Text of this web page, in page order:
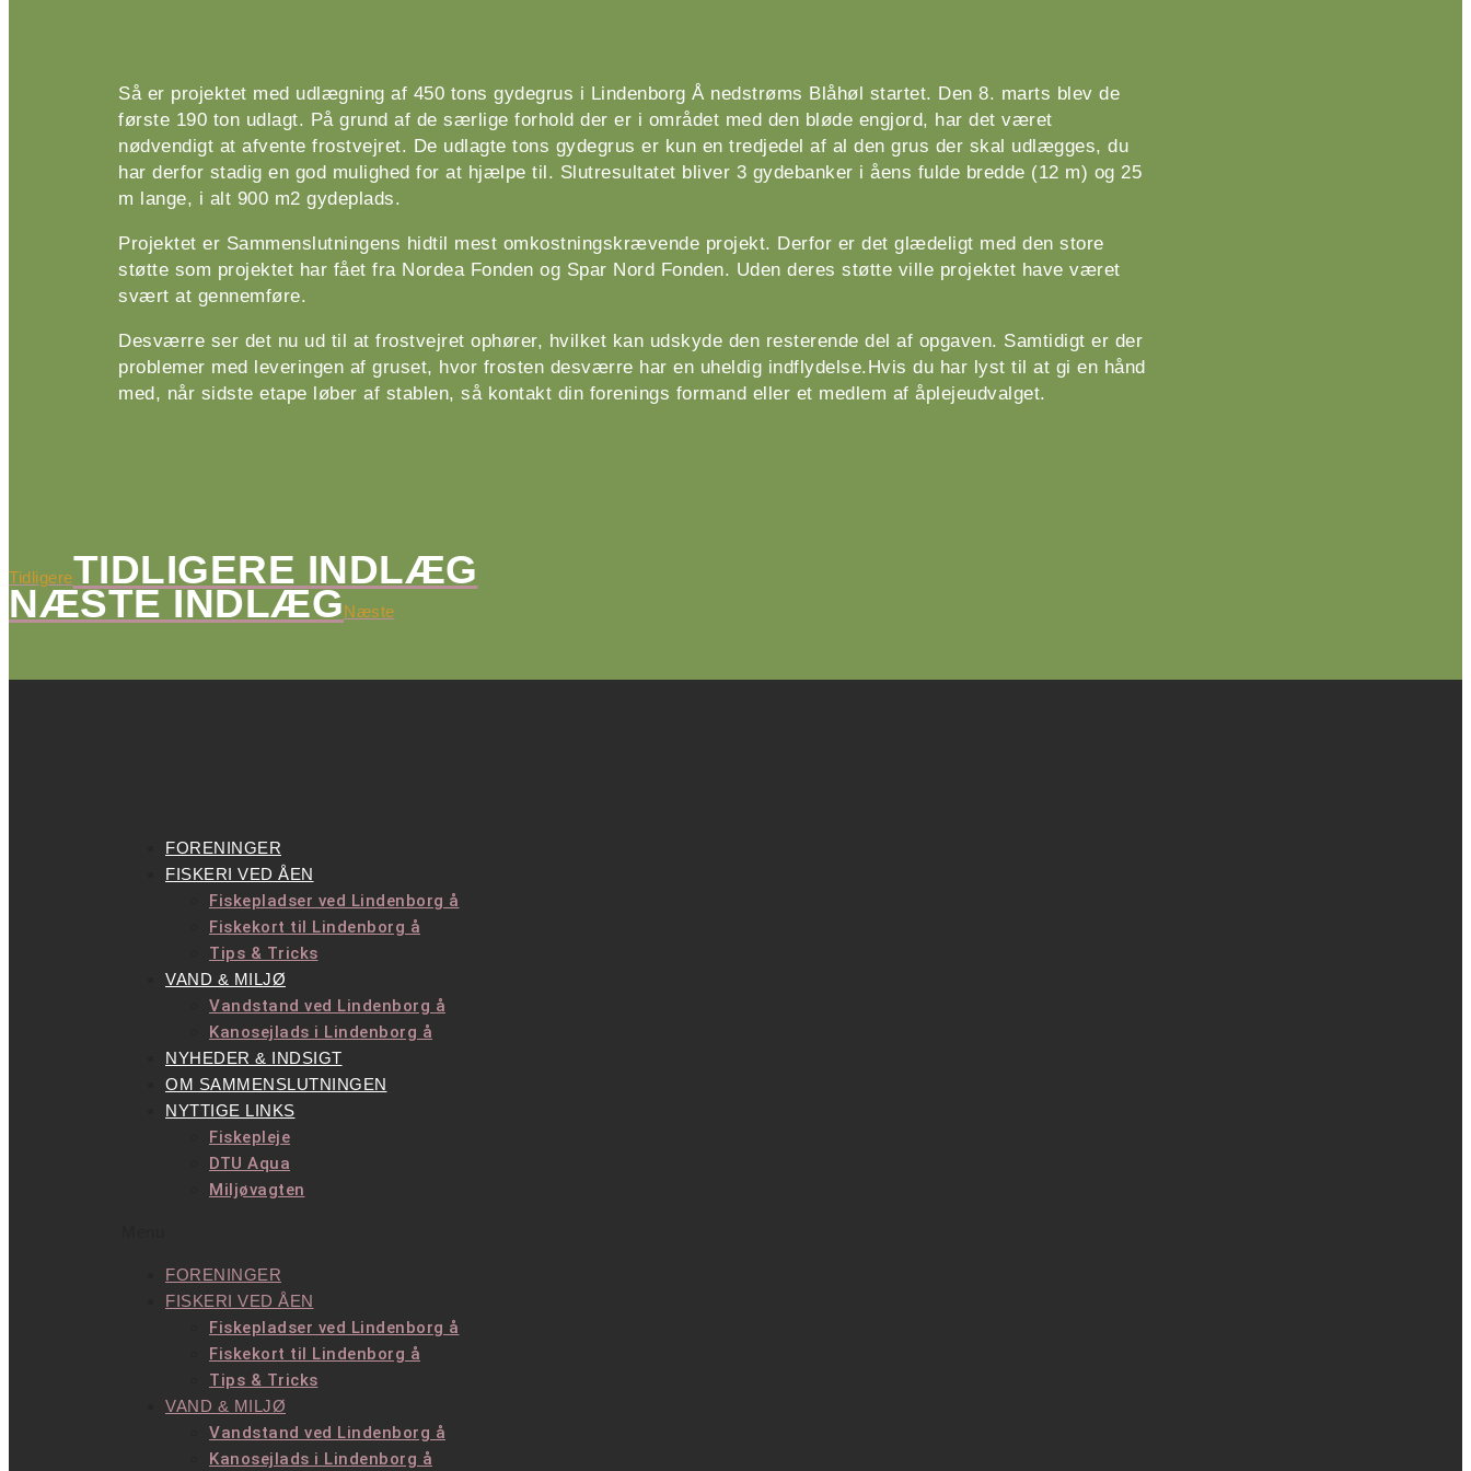
Så er projektet med udlægning af 450 tons gydegrus i Lindenborg Å nedstrøms Blåhøl startet. Den 8. marts blev de
første 190 ton udlagt. På grund af de særlige forhold der er i området med den bløde engjord, har det været
nødvendigt at afvente frostvejret. De udlagte tons gydegrus er kun en tredjedel af al den grus der skal udlægges, du
har derfor stadig en god mulighed for at hjælpe til. Slutresultatet bliver 3 gydebanker i åens fulde bredde (12 m) og 25
m lange, i alt 900 m2 gydeplads.
Projektet er Sammenslutningens hidtil mest omkostningskrævende projekt. Derfor er det glædeligt med den store
støtte som projektet har fået fra Nordea Fonden og Spar Nord Fonden. Uden deres støtte ville projektet have været
svært at gennemføre.
Desværre ser det nu ud til at frostvejret ophører, hvilket kan udskyde den resterende del af opgaven. Samtidigt er der
problemer med leveringen af gruset, hvor frosten desværre har en uheldig indflydelse.Hvis du har lyst til at gi en hånd
med, når sidste etape løber af stablen, så kontakt din forenings formand eller et medlem af åplejeudvalget.
TidligereTIDLIGERE INDLÆG
NÆSTE INDLÆGNæste
FORENINGER
FISKERI VED ÅEN
Fiskepladser ved Lindenborg å
Fiskekort til Lindenborg å
Tips & Tricks
VAND & MILJØ
Vandstand ved Lindenborg å
Kanosejlads i Lindenborg å
NYHEDER & INDSIGT
OM SAMMENSLUTNINGEN
NYTTIGE LINKS
Fiskepleje
DTU Aqua
Miljøvagten
FORENINGER
FISKERI VED ÅEN
Fiskepladser ved Lindenborg å
Fiskekort til Lindenborg å
Tips & Tricks
VAND & MILJØ
Vandstand ved Lindenborg å
Kanosejlads i Lindenborg å